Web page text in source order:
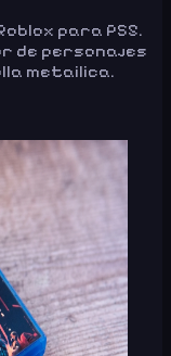
para PS5.
de personajes
metailica.